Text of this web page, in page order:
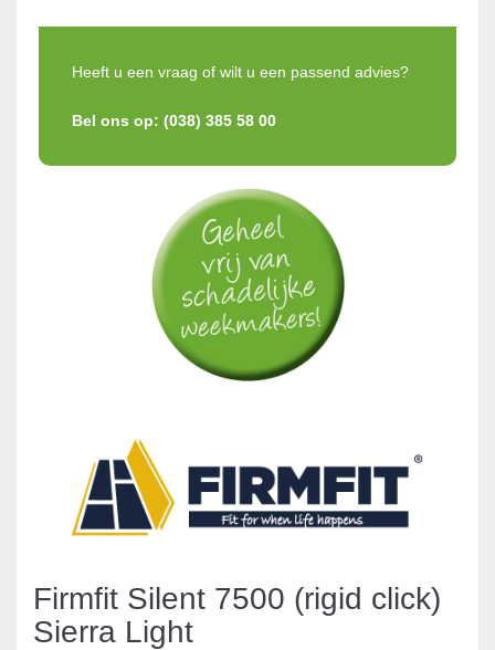
Heeft u een vraag of wilt u een passend advies?
Bel ons op: (038) 385 58 00
Firmfit Silent 7500 (rigid click)
Sierra Light